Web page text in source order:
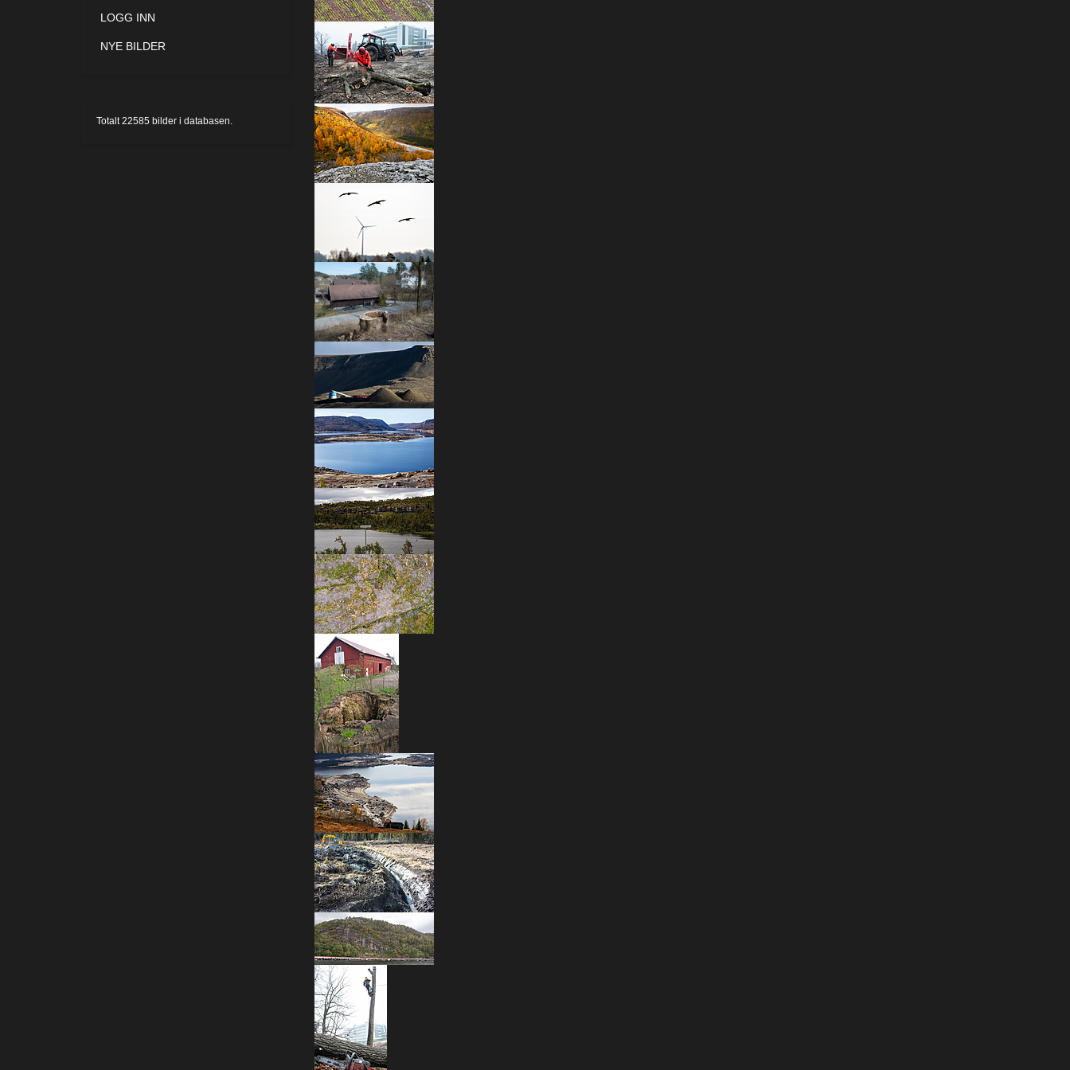
LOGG INN
NYE BILDER
Totalt22585 bilder i databasen.